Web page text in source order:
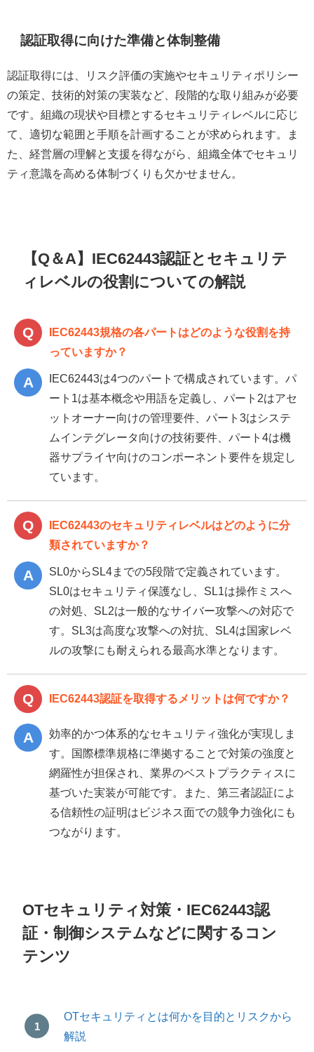
認証取得に向けた準備と体制整備
認証取得には、リスク評価の実施やセキュリティポリシー
の策定、技術的対策の実装など、段階的な取り組みが必要
です。組織の現状や目標とするセキュリティレベルに応じ
て、適切な範囲と手順を計画することが求められます。ま
た、経営層の理解と支援を得ながら、組織全体でセキュリ
ティ意識を高める体制づくりも欠かせません。
【Q＆A】IEC62443認証とセキュリテ
ィレベルの役割についての解説
IEC62443規格の各パートはどのような役割を持
っていますか？
IEC62443は4つのパートで構成されています。パ
ート1は基本概念や用語を定義し、パート2はアセ
ットオーナー向けの管理要件、パート3はシステ
ムインテグレータ向けの技術要件、パート4は機
器サプライヤ向けのコンポーネント要件を規定し
ています。
IEC62443のセキュリティレベルはどのように分
類されていますか？
SL0からSL4までの5段階で定義されています。
SL0はセキュリティ保護なし、SL1は操作ミスへ
の対処、SL2は一般的なサイバー攻撃への対応で
す。SL3は高度な攻撃への対抗、SL4は国家レベ
ルの攻撃にも耐えられる最高水準となります。
IEC62443認証を取得するメリットは何ですか？
効率的かつ体系的なセキュリティ強化が実現しま
す。国際標準規格に準拠することで対策の強度と
網羅性が担保され、業界のベストプラクティスに
基づいた実装が可能です。また、第三者認証によ
る信頼性の証明はビジネス面での競争力強化にも
つながります。
OTセキュリティ対策・IEC62443認
証・制御システムなどに関するコン
テンツ
OTセキュリティとは何かを目的とリスクから
解説